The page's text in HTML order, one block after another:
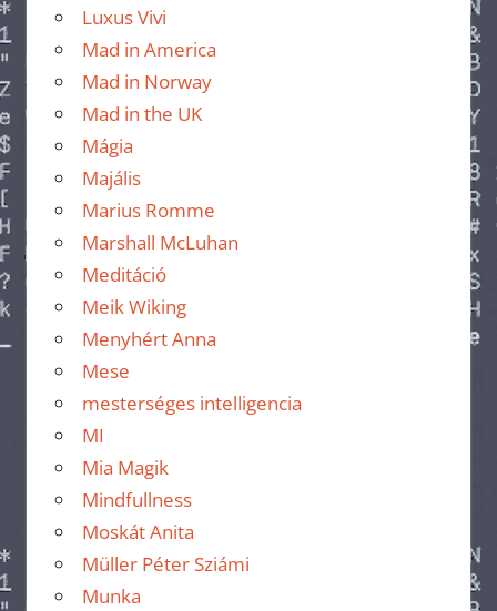
Luxus Vivi
Mad in America
Mad in Norway
Mad in the UK
Mágia
Majális
Marius Romme
Marshall McLuhan
Meditáció
Meik Wiking
Menyhért Anna
Mese
mesterséges intelligencia
MI
Mia Magik
Mindfullness
Moskát Anita
Müller Péter Sziámi
Munka